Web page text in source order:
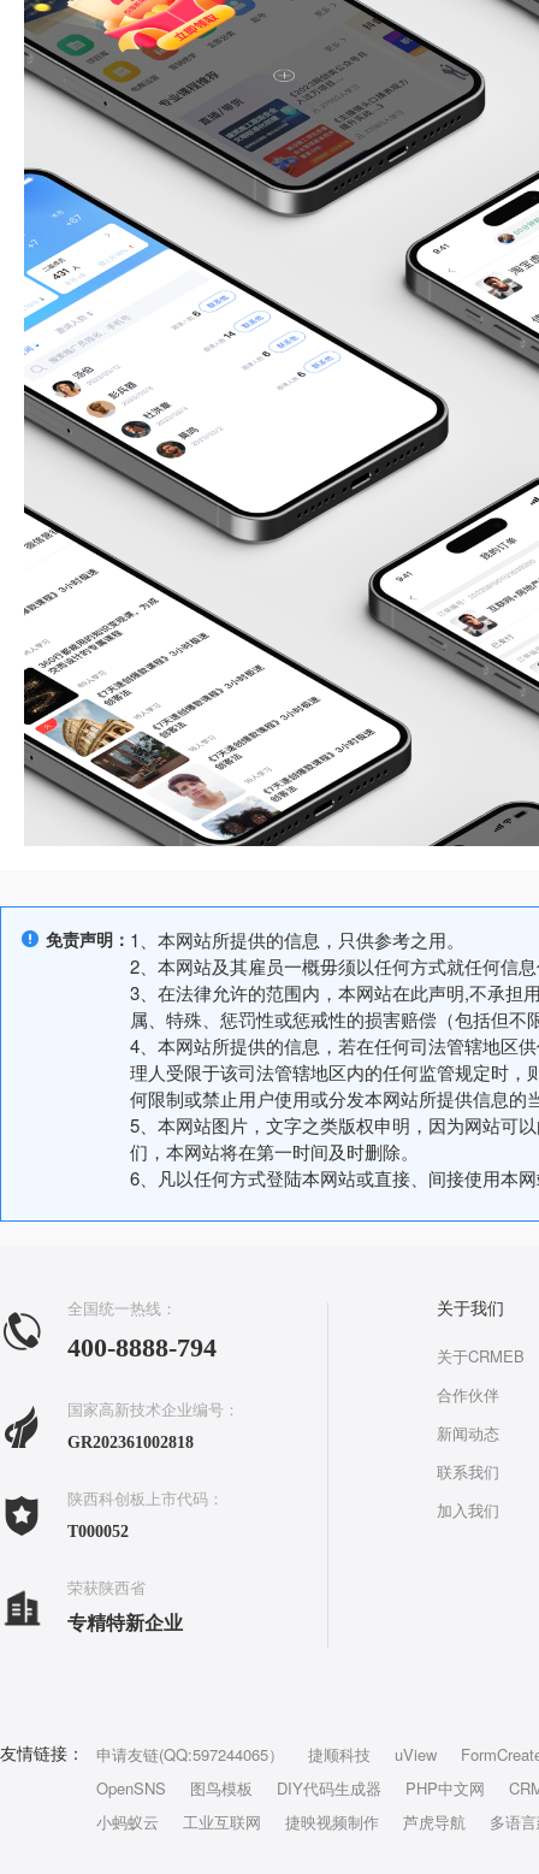
免责声明： 1、本网站所提供的信息，只供参考之用。
2、本网站及其雇员一概毋须以任何方式就任何信
3、在法律允许的范围内，本网站在此声明,不承担
属、特殊、惩罚性或惩戒性的损害赔偿（包括但
4、本网站所提供的信息，若在任何司法管辖地区
理人受限于该司法管辖地区内的任何监管规定时
何限制或禁止用户使用或分发本网站所提供信息的
5、本网站图片，文字之类版权申明，因为网站可
们，本网站将在第一时间及时删除。
6、凡以任何方式登陆本网站或直接、间接使用本
全国统一热线：
400-8888-794
国家高新技术企业编号：
GR202361002818
陕西科创板上市代码：
T000052
荣获陕西省
专精特新企业
关于我们
关于CRMEB
合作伙伴
新闻动态
联系我们
加入我们
友情链接： 申请友链(QQ:597244065） 捷顺科技 uView
OpenSNS
图鸟模板 DIY代码生成器 PHP中文网
小蚂蚁云
工业互联网 捷映视频制作 芦虎导航 多语